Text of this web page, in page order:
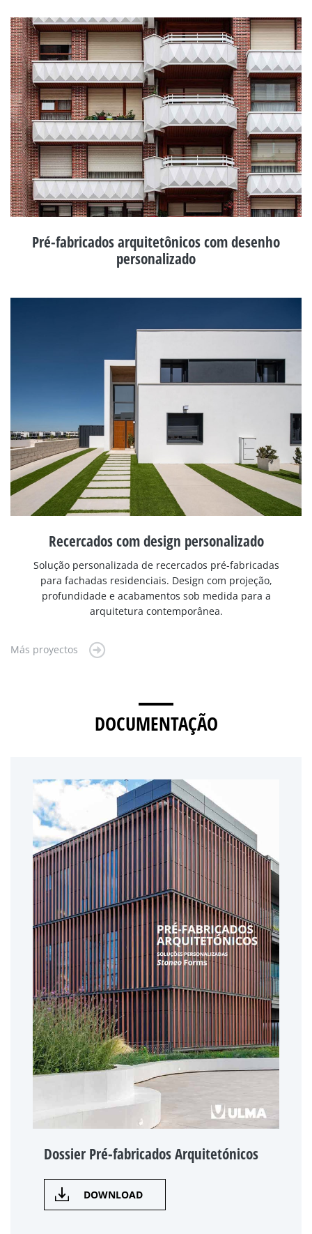
Pré-fabricados arquitetônicos com desenho
personalizado
Recercados com design personalizado
Solução personalizada de recercados pré-fabricadas
para fachadas residenciais. Design com projeção,
profundidade e acabamentos sob medida para a
arquitetura contemporânea.
Más proyectos
DOCUMENTAÇÃO
Dossier Pré-fabricados Arquitetónicos
DOWNLOAD